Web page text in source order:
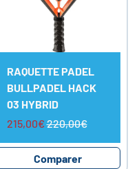
RAQUETTE PADEL
BULLPADEL HACK
03 HYBRID
215,00€220,00€
Comparer